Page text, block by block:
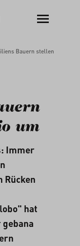
Bauern stellen auf Bio
um
Immer
Rücken
hat
gebana